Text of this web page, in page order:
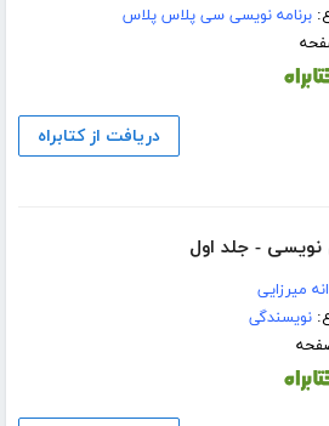
برنامه نویسی سی پلاس پلاس
دریافت از کتابراه
نویسی - جلد اول
میرزایی
نویسندگی